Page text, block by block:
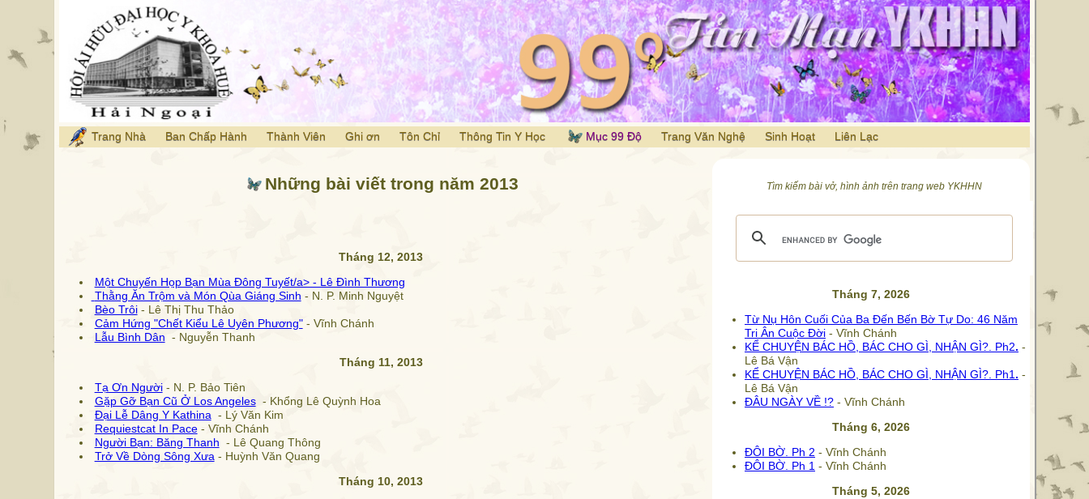
Trang Nhà Ban Chấp Hành Thành Viên Ghi ơn Tôn Chỉ Thông Tin Y Học Mục 99 Độ Trang Văn Nghệ Sinh Hoạt Liên Lạc
Những bài viết trong năm 2013
Tháng 12, 2013
Một Chuyến Họp Bạn Mùa Đông Tuyết/a> - Lê Đình Thương
Thằng Ăn Trộm và Món Qùa Giáng Sinh - N. P. Minh Nguyệt
Bèo Trôi- Lê Thị Thu Thảo
Cảm Hứng "Chết Kiểu Lê Uyên Phương"- Vĩnh Chánh
Lẫu Bình Dân - Nguyễn Thanh
Tháng 11, 2013
Tạ Ơn Người- N. P. Bảo Tiên
Gặp Gỡ Bạn Cũ Ở Los Angeles- Khổng Lê Quỳnh Hoa
Đại Lễ Dâng Y Kathina- Lý Văn Kim
Requiestcat In Pace- Vĩnh Chánh
Người Bạn: Băng Thanh - Lê Quang Thông
Trở Về Dòng Sông Xưa- Huỳnh Văn Quang
Tháng 10, 2013
Tìm kiếm bài vở, hình ảnh trên trang web YKHHN
Tháng 7, 2026
Từ Nụ Hôn Cuối Của Ba Đến Bến Bờ Tự Do: 46 Năm
Tri Ân Cuộc Đời- Vĩnh Chánh
KỂ CHUYỆN BÁC HỒ, BÁC CHO GÌ, NHẬN GÌ?. Ph2. -
Lê Bá Vận
KỂ CHUYỆN BÁC HỒ, BÁC CHO GÌ, NHẬN GÌ?. Ph1. -
Lê Bá Vận
ĐÂU NGÀY VỀ !?- Vĩnh Chánh
Tháng 6, 2026
ĐÔI BỜ. Ph 2 - Vĩnh Chánh
ĐÔI BỜ. Ph 1- Vĩnh Chánh
Tháng 5, 2026